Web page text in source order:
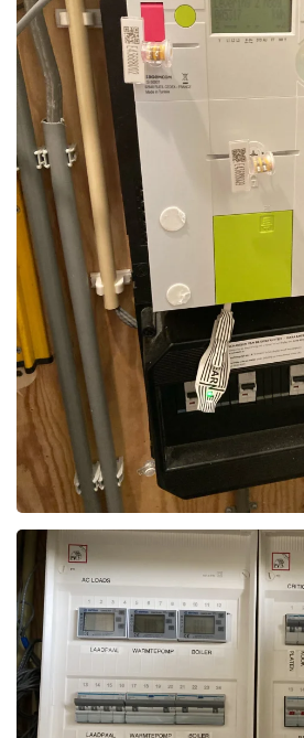
Foto bekijken
Foto bekijken